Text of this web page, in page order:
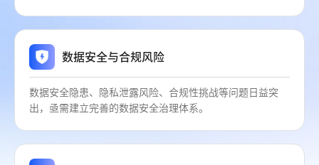
数据安全与合规风险
数据安全隐患、隐私泄露风险、合规性挑战等问题日益突
出，亟需建立完善的数据安全治理体系。